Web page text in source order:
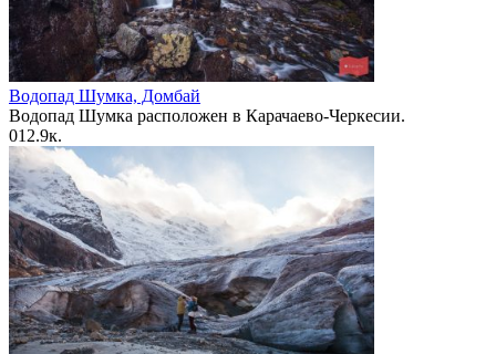
Водопад Шумка, Домбай
Водопад Шумка расположен в Карачаево-Черкесии.
012.9к.